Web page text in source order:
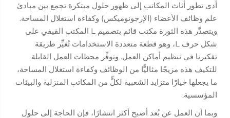
أدى تطور أثاث المكاتب إلى ظهور حلول مبتكرة تجمع بين مبادئ
علم وظائف الأعضاء (الإرجونوميكس) وكفاءة استغلال المساحة.
ويتصدَّر هذه الثورة مكتب قائم بتصميم L
المكتب القيفي على
شكل حرف L، وهو قطعة متعددة الاستخدامات تُغيِّر طريقة
تفكيرنا في تنظيم أماكن العمل. وتوفِّر محطات العمل القابلة
للتكيف هذه مزيجًا مثاليًّا من الوظائف وكفاءة استغلال المساحة،
ما يجعلها خيارًا متزايد الشعبية لكلٍّ من المكاتب المنزلية والبيئات
المؤسسية.
وبما أن العمل عن بُعد أصبح أكثر انتشارًا، فإن الحاجة إلى حلول